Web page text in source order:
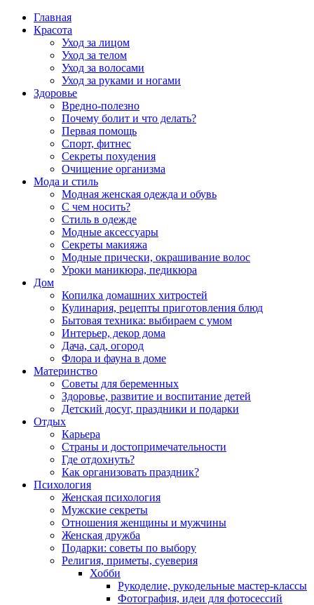
Главная
Красота
Уход за лицом
Уход за телом
Уход за волосами
Уход за руками и ногами
Здоровье
Вредно-полезно
Почему болит и что делать?
Первая помощь
Спорт, фитнес
Секреты похудения
Очищение организма
Мода и стиль
Модная женская одежда и обувь
С чем носить?
Стиль в одежде
Модные аксессуары
Секреты макияжа
Модные прически, окрашивание волос
Уроки маникюра, педикюра
Дом
Копилка домашних хитростей
Кулинария, рецепты приготовления блюд
Бытовая техника: выбираем с умом
Интерьер, декор дома
Дача, сад, огород
Флора и фауна в доме
Материнство
Советы для беременных
Здоровье, развитие и воспитание детей
Детский досуг, праздники и подарки
Отдых
Карьера
Страны и достопримечательности
Где отдохнуть?
Как организовать праздник?
Психология
Женская психология
Мужские секреты
Отношения женщины и мужчины
Женская дружба
Подарки: советы по выбору
Религия, приметы, суеверия
Хобби
Рукоделие, рукодельные мастер-классы
Фотография, идеи для фотосессий